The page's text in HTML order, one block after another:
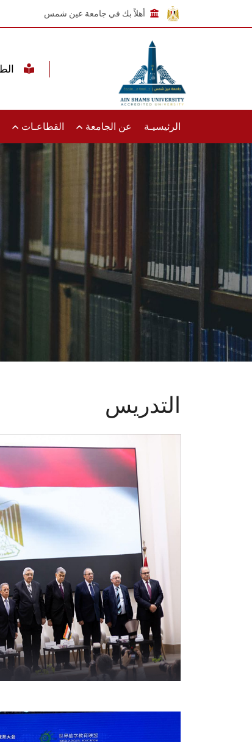
أهلاً بك في جامعة عين شمس
الرئيسيـة عن الجامعة القطاعـات
التدريس